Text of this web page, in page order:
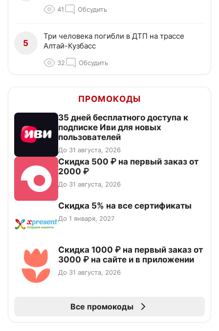
41 Обсудить
5
Три человека погибли в ДТП на трассе
Алтай-Кузбасс
32 Обсудить
ПРОМОКОДЫ
35 дней бесплатного доступа к
подписке Иви для новых
пользователей
До 31 августа, 2026
Скидка 500 ₽ на первый заказ от
2000 ₽
До 31 августа, 2026
Скидка 5% на все сертификаты
До 1 января, 2027
Скидка 1000 ₽ на первый заказ от
3000 ₽ на сайте и в приложении
До 31 августа, 2026
Все промокоды